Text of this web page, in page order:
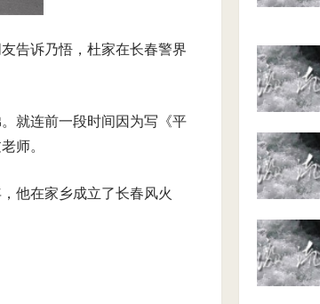
告诉乃悟，杜家在长春警界
就连前一段时间因为写《平
师。
他在家乡成立了长春风火